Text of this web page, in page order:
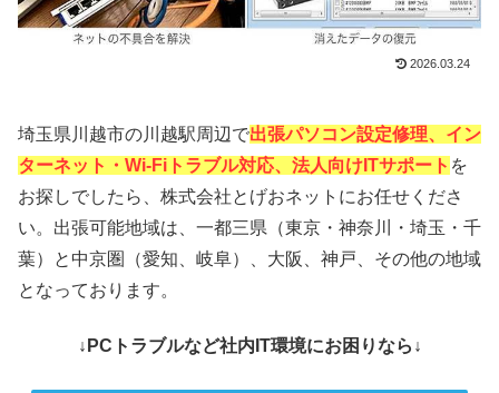
2026.03.24
埼玉県川越市の川越駅周辺で出張パソコン設定修理、イン
ターネット・Wi-Fiトラブル対応、法人向けITサポート を
お探しでしたら、株式会社とげおネットにお任せくださ
い。出張可能地域は、一都三県（東京・神奈川・埼玉・千
葉）と中京圏（愛知、岐阜）、大阪、神戸、その他の地域
となっております。
↓PCトラブルなど社内IT環境にお困りなら↓